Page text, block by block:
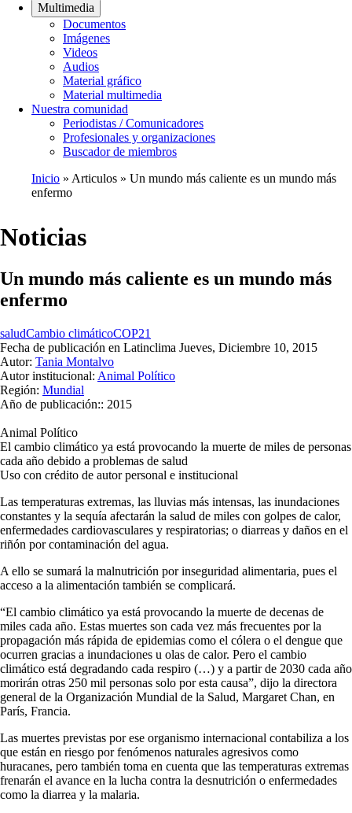
Multimedia
Documentos
Imágenes
Videos
Audios
Material gráfico
Material multimedia
Nuestra comunidad
Periodistas / Comunicadores
Profesionales y organizaciones
Buscador de miembros
Ruta
navegación
Inicio Articulos
Un mundo más caliente es un mundo más
enfermo
Noticias
Un mundo más caliente es un mundo más
enfermo
saludCambio climáticoCOP21
Fecha de publicación en Latinclima Jueves, Diciembre 10, 2015
Autor: Tania Montalvo
Autor institucional: Animal Político
Región: Mundial
Año de publicación:: 2015
Animal Político
El cambio climático ya está provocando la muerte de miles de personas
cada año debido a problemas de salud
Uso con crédito de autor personal e institucional
Las temperaturas extremas, las lluvias más intensas, las inundaciones
constantes y la sequía afectarán la salud de miles con golpes de calor,
enfermedades cardiovasculares y respiratorias; o diarreas y daños en el
riñón por contaminación del agua.
A ello se sumará la malnutrición por inseguridad alimentaria, pues el
acceso a la alimentación también se complicará.
“El cambio climático ya está provocando la muerte de decenas de
miles cada año. Estas muertes son cada vez más frecuentes por la
propagación más rápida de epidemias como el cólera o el dengue que
ocurren gracias a inundaciones u olas de calor. Pero el cambio
climático está degradando cada respiro (…) y a partir de 2030 cada año
morirán otras 250 mil personas solo por esta causa”, dijo la directora
general de la Organización Mundial de la Salud, Margaret Chan, en
París, Francia.
Las muertes previstas por ese organismo internacional contabiliza a los
que están en riesgo por fenómenos naturales agresivos como
huracanes, pero también toma en cuenta que las temperaturas extremas
frenarán el avance en la lucha contra la desnutrición o enfermedades
como la diarrea y la malaria.